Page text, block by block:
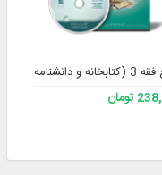
تخصصی فقه)
تومان